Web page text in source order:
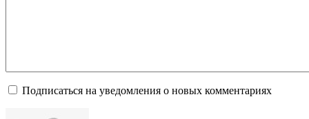
Подписаться на уведомления о новых комментариях